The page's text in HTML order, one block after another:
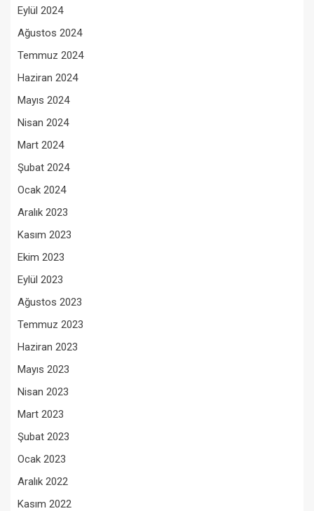
Eylül 2024
Ağustos 2024
Temmuz 2024
Haziran 2024
Mayıs 2024
Nisan 2024
Mart 2024
Şubat 2024
Ocak 2024
Aralık 2023
Kasım 2023
Ekim 2023
Eylül 2023
Ağustos 2023
Temmuz 2023
Haziran 2023
Mayıs 2023
Nisan 2023
Mart 2023
Şubat 2023
Ocak 2023
Aralık 2022
Kasım 2022